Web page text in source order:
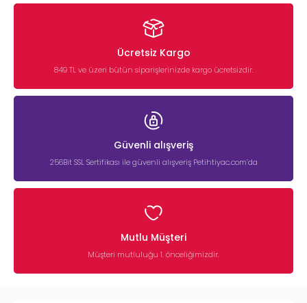
Ücretsiz Kargo
849 TL ve üzeri bütün siparişlerinizde kargo ücretsizdir.
Güvenli alışveriş
256Bit SSL Sertifikası ile güvenli alışveriş Petihtiyac.com’da
Mutlu Müşteri
Müşteri mutluluğu 1. önceliğimizdir.